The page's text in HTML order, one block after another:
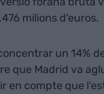
milions d'euros.
un 14%
que Madrid va
en compte que